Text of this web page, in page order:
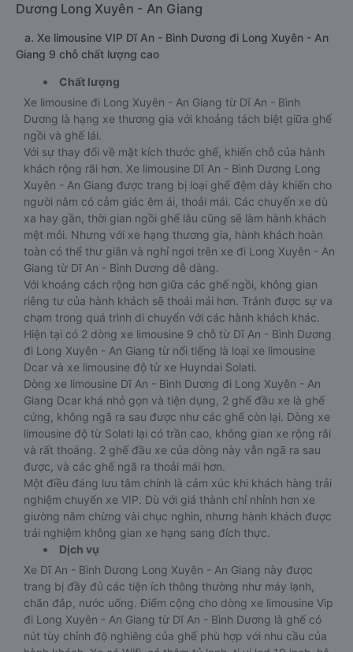
Dương Long Xuyên - An Giang
a. Xe limousine VIP Dĩ An - Bình Dương đi Long Xuyên - An
Giang 9 chỗ chất lượng cao
Chất lượng
Xe limousine đi Long Xuyên - An Giang từ Dĩ An - Bình
Dương là hạng xe thương gia với khoảng tách biệt giữa ghế
ngồi và ghế lái.
Với sự thay đổi về mặt kích thước ghế, khiến chỗ của hành
khách rộng rãi hơn. Xe limousine Dĩ An - Bình Dương Long
Xuyên - An Giang được trang bị loại ghế đệm dày khiến cho
người nằm có cảm giác êm ái, thoải mái. Các chuyến xe dù
xa hay gần, thời gian ngồi ghế lâu cũng sẽ làm hành khách
mệt mỏi. Nhưng với xe hạng thương gia, hành khách hoàn
toàn có thể thư giãn và nghỉ ngơi trên xe đi Long Xuyên - An
Giang từ Dĩ An - Bình Dương dễ dàng.
Với khoảng cách rộng hơn giữa các ghế ngồi, không gian
riêng tư của hành khách sẽ thoải mái hơn. Tránh được sự va
chạm trong quá trình di chuyển với các hành khách khác.
Hiện tại có 2 dòng xe limousine 9 chỗ từ Dĩ An - Bình Dương
đi Long Xuyên - An Giang từ nổi tiếng là loại xe limousine
Dcar và xe limousine độ từ xe Huyndai Solati.
Dòng xe limousine Dĩ An - Bình Dương đi Long Xuyên - An
Giang Dcar khá nhỏ gọn và tiện dụng, 2 ghế đầu xe là ghế
cứng, không ngã ra sau được như các ghế còn lại. Dòng xe
limousine độ từ Solati lại có trần cao, không gian xe rộng rãi
và rất thoáng. 2 ghế đầu xe của dòng này vẫn ngã ra sau
được, và các ghế ngã ra thoải mái hơn.
Một điều đáng lưu tâm chính là cảm xúc khi khách hàng trải
nghiệm chuyến xe VIP. Dù với giá thành chỉ nhỉnh hơn xe
giường nằm chừng vài chục nghìn, nhưng hành khách được
trải nghiệm không gian xe hạng sang đích thực.
Dịch vụ
Xe Dĩ An - Bình Dương Long Xuyên - An Giang này được
trang bị đầy đủ các tiện ích thông thường như máy lạnh,
chăn đắp, nước uống. Điểm cộng cho dòng xe limousine Vip
đi Long Xuyên - An Giang từ Dĩ An - Bình Dương là ghế có
nút tùy chỉnh độ nghiêng của ghế phù hợp với nhu cầu của